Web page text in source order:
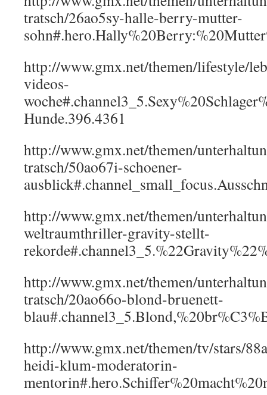
tratsch/26ao5sy-halle-berry-mutter-
http://www.gmx.net/themen/lifestyle/
videos-
Hunde.396.4361
http://www.gmx.net/themen/
tratsch/50ao67i-schoener-
http://www.gmx.net/themen/
weltraumthriller-gravity-stellt-
http://www.gmx.net/themen/
tratsch/20ao66o-blond-bruenett-
http://www.gmx.net/themen/tv/stars/
heidi-klum-moderatorin-